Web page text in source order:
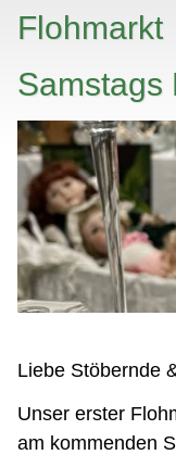
Flohmarkt
Samstags
Liebe Stöbernde
Unser erster
am kommenden